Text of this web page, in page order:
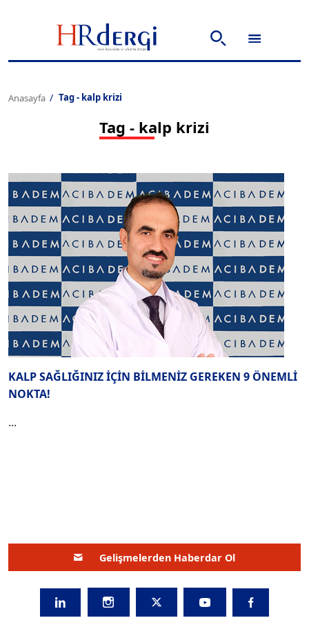
Anasayfa Tag - kalp krizi
Tag - kalp krizi
KALP SAĞLIĞINIZ İÇİN BİLMENİZ GEREKEN 9 ÖNEMLİ
NOKTA!
...
Gelişmelerden Haberdar Ol